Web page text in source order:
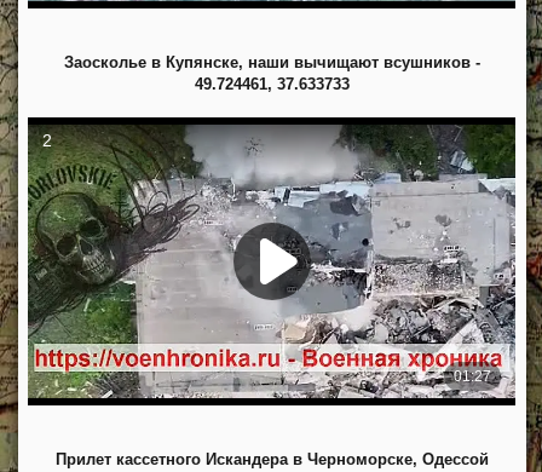
Заосколье в Купянске, наши вычищают всушников -
49.724461, 37.633733
Прилет кассетного Искандера в Черноморске, Одессой